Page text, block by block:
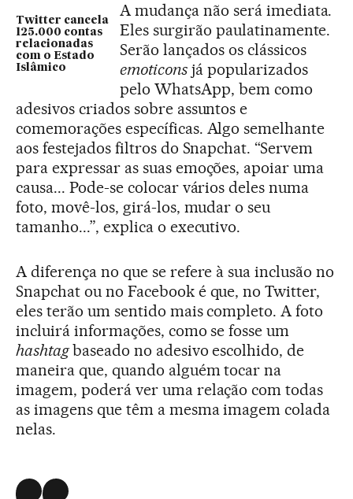
Twitter cancela
125.000 contas
relacionadas
com o Estado
Islâmico
A mudança não será imediata.
Eles surgirão paulatinamente.
Serão lançados os clássicos
emoticonsjá popularizados
pelo WhatsApp, bem como
adesivos criados sobre assuntos e
comemorações específicas. Algo semelhante
aos festejados filtros do Snapchat. “Servem
para expressar as suas emoções, apoiar uma
causa... Pode-se colocar vários deles numa
foto, movê-los, girá-los, mudar o seu
tamanho...”, explica o executivo.
A diferença no que se refere à sua inclusão no
Snapchat ou no Facebook é que, no Twitter,
eles terão um sentido mais completo. A foto
incluirá informações, como se fosse um
hashtagbaseado no adesivo escolhido, de
maneira que, quando alguém tocar na
imagem, poderá ver uma relação com todas
as imagens que têm a mesma imagem colada
nelas.